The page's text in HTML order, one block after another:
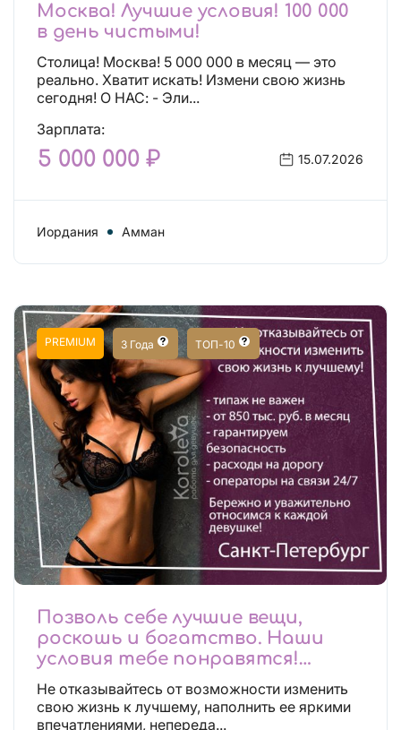
Москва! Лучшие условия! 100 000
в день чистыми!
Столица! Москва! 5 000 000 в месяц — это
реально. Хватит искать! Измени свою жизнь
сегодня! О НАС: - Эли...
Зарплата:
5 000 000 ₽ 15.07.2026
Иордания Амман
PREMIUM 3 Года ТОП-10
Позволь себе лучшие вещи,
роскошь и богатство. Наши
условия тебе понравятся!
Действительно отличные
условия и поддержка!
Не отказывайтесь от возможности изменить
свою жизнь к лучшему, наполнить ее яркими
впечатлениями, непереда...